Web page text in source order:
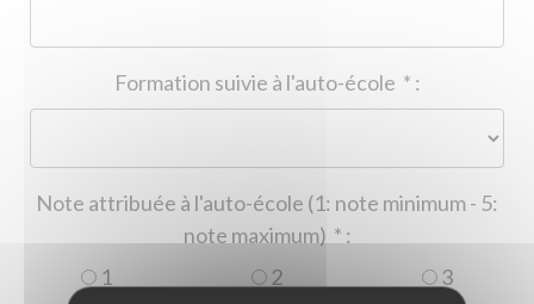
* :
Note attribuée à l'auto-école (1: note minimum - 5:
* :
1
2
3